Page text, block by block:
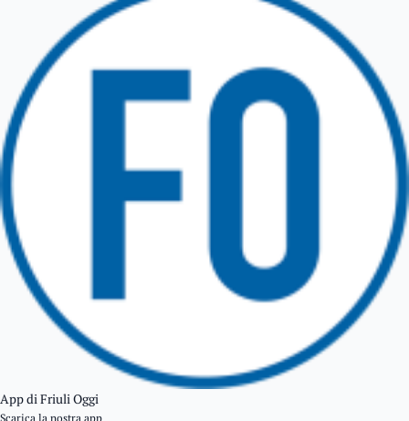
TRICESIMO
TARCENTO
GEMONA DEL FRIULI
App di Friuli Oggi
Scarica la nostra app